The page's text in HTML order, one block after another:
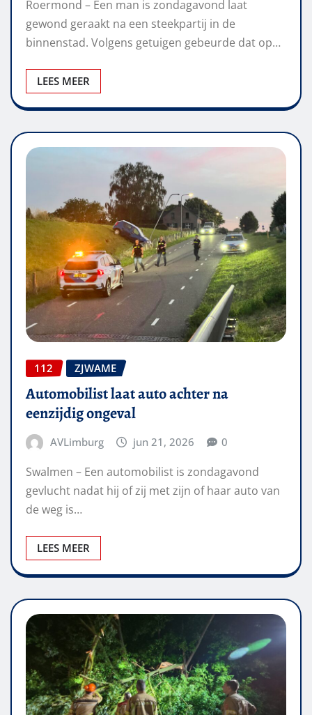
Roermond – Een man is zondagavond laat
gewond geraakt na een steekpartij in de
binnenstad. Volgens getuigen gebeurde dat op…
LEES MEER
112 ZJWAME
Automobilist laat auto achter na
eenzijdig ongeval
AVLimburg jun 21, 2026 0
Swalmen – Een automobilist is zondagavond
gevlucht nadat hij of zij met zijn of haar auto van
de weg is…
LEES MEER